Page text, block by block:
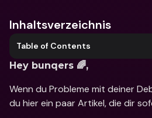
Inhaltsverzeichnis
Table of Contents
Hey bunqers 🌈,
Wenn du Probleme mit deiner
du hier ein paar Artikel, die dir